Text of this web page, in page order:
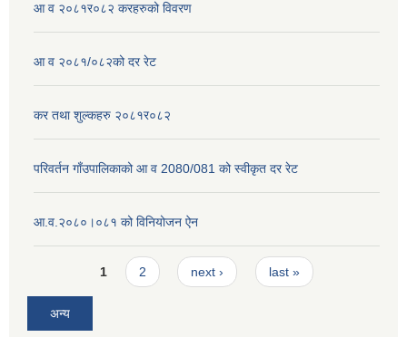
आ व २०८१र०८२ करहरुको विवरण
आ व २०८१/०८२को दर रेट
कर तथा शुल्कहरु २०८१र०८२
परिवर्तन गाँउपालिकाको आ व 2080/081 को स्वीकृत दर रेट
आ.व.२०८०।०८१ को विनियोजन ऐन
Pages1 2 next › last »
अन्य